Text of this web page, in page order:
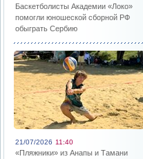
Баскетболисты Академии «Локо»
помогли юношеской сборной РФ
обыграть Сербию
21/07/2026 11:40
«Пляжники» из Анапы и Тамани